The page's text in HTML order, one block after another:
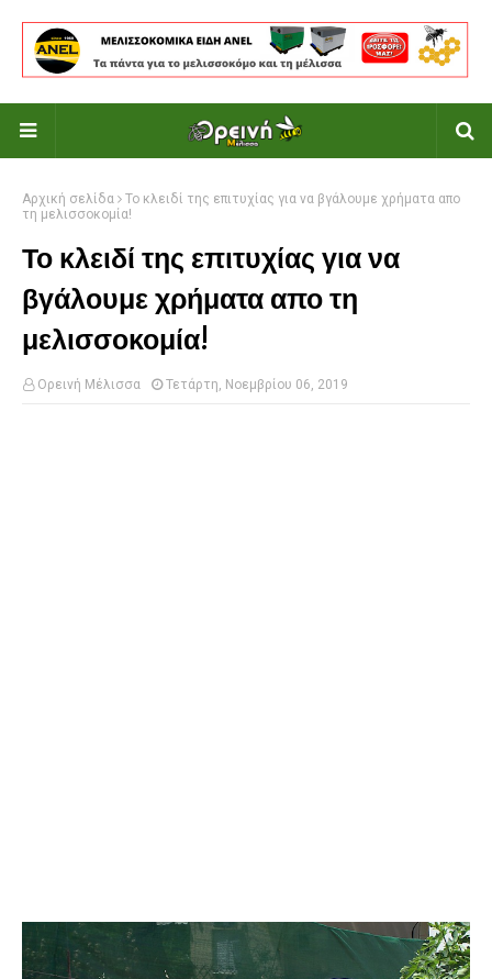
Αρχική σελίδα
Το κλειδί της επιτυχίας για να βγάλουμε χρήματα απο
τη μελισσοκομία!
Το κλειδί της επιτυχίας για να
βγάλουμε χρήματα απο τη
μελισσοκομία!
Ορεινή Μέλισσα Τετάρτη, Νοεμβρίου 06, 2019